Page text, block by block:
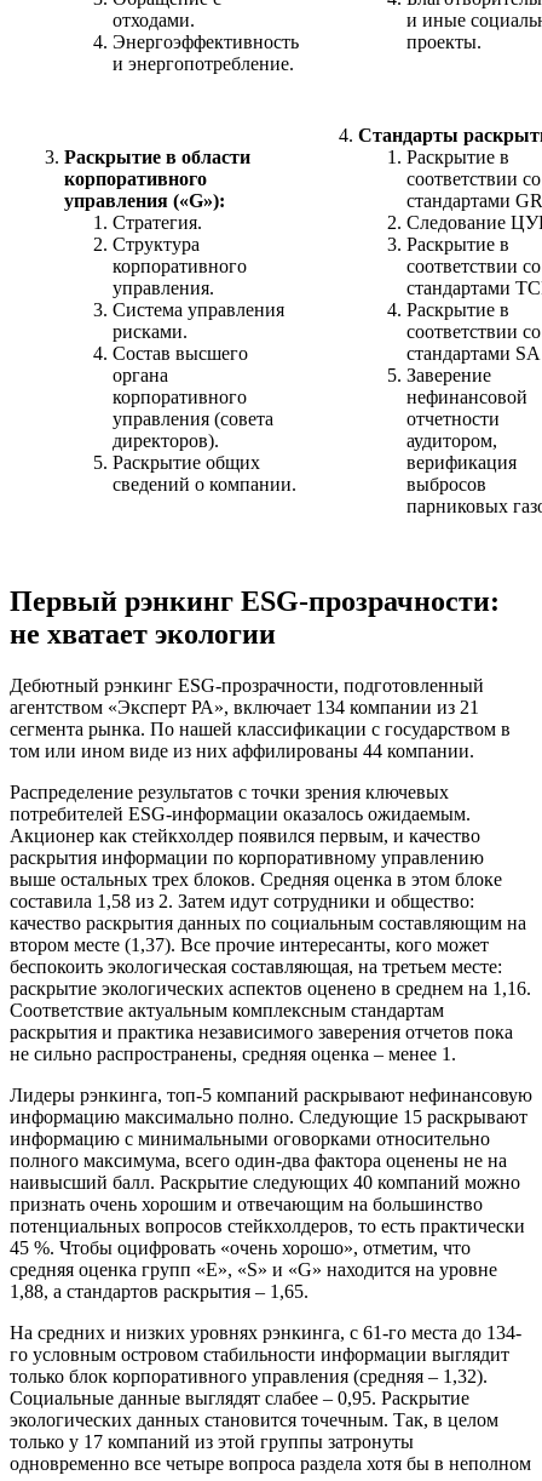
отходами.
Энергоэффективность
и энергопотребление.
и иные
проекты.
Раскрытие в области
корпоративного
управления («G»):
Стратегия.
Структура
корпоративного
управления.
Система управления
рисками.
Состав высшего
органа
корпоративного
управления (совета
директоров).
Раскрытие общих
сведений о компании.
Стандарты
Раскрытие в
соответствии со
стандартами
Следование
Раскрытие в
соответствии со
стандартами
Раскрытие в
соответствии со
стандартами
Заверение
нефинансовой
отчетности
аудитором,
верификация
выбросов
парниковых
Первый рэнкинг ESG-прозрачности:
не хватает экологии
Дебютный рэнкинг ESG-прозрачности, подготовленный
агентством «Эксперт РА», включает 134 компании из 21
сегмента рынка. По нашей классификации с государством в
том или ином виде из них аффилированы 44 компании.
Распределение результатов с точки зрения ключевых
потребителей ESG-информации оказалось ожидаемым.
Акционер как стейкхолдер появился первым, и качество
раскрытия информации по корпоративному управлению
выше остальных трех блоков. Средняя оценка в этом блоке
составила 1,58 из 2. Затем идут сотрудники и общество:
качество раскрытия данных по социальным составляющим на
втором месте (1,37). Все прочие интересанты, кого может
беспокоить экологическая составляющая, на третьем месте:
раскрытие экологических аспектов оценено в среднем на 1,16.
Соответствие актуальным комплексным стандартам
раскрытия и практика независимого заверения отчетов пока
не сильно распространены, средняя оценка – менее 1.
Лидеры рэнкинга, топ-5 компаний раскрывают нефинансовую
информацию максимально полно. Следующие 15 раскрывают
информацию с минимальными оговорками относительно
полного максимума, всего один-два фактора оценены не на
наивысший балл. Раскрытие следующих 40 компаний можно
признать очень хорошим и отвечающим на большинство
потенциальных вопросов стейкхолдеров, то есть практически
45 %. Чтобы оцифровать «очень хорошо», отметим, что
средняя оценка групп «E», «S» и «G» находится на уровне
1,88, а стандартов раскрытия – 1,65.
На средних и низких уровнях рэнкинга, с 61-го места до 134-
го условным островом стабильности информации выглядит
только блок корпоративного управления (средняя – 1,32).
Социальные данные выглядят слабее – 0,95. Раскрытие
экологических данных становится точечным. Так, в целом
только у 17 компаний из этой группы затронуты
одновременно все четыре вопроса раздела хотя бы в неполном